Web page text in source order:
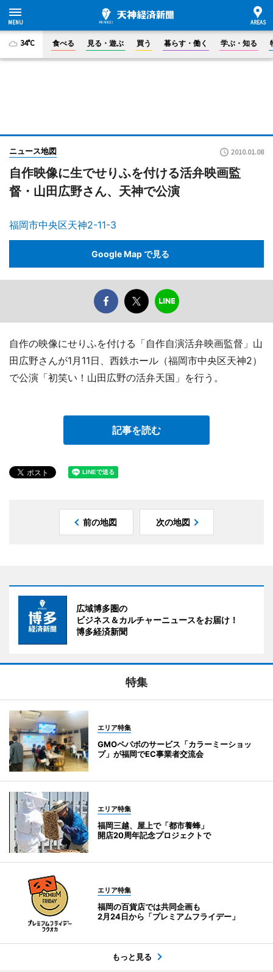
34°C 食べる 見る・遊ぶ 買う 暮らす・働く 学ぶ・知る
ニュース地図 2010.01.08
自作映像に生でせりふを付ける活弁映画監
督・山田広野さん、天神で公演
福岡市中央区天神2-11-3
Google Map で見る
自作の映像にせりふを付ける「自作自演活弁映画監督」山
田広野さんが1月11日、西鉄ホール（福岡市中央区天神2）
で公演「初笑い！山田広野の活弁天国」を行う。
記事を読む
前の地図 次の地図
広域博多圏の
ビジネス＆カルチャーニュースをお届け！
博多経済新聞
特集
エリア特集
GMOペパボのサービス「カラーミーショッ
プ」が福岡でEC事業者交流会
エリア特集
福岡三越、屋上で「都市養蜂」
開店20周年記念プロジェクトで
エリア特集
福岡の百貨店では共同企画も
2月24日から「プレミアムフライデー」
もっと見る